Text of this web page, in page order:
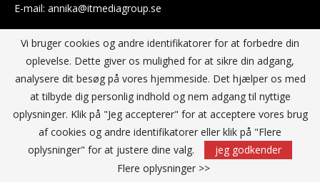
E-mail: annika@itmediagroup.se
PRIVACY POLICY
IT MEDIA GROUP Data Privacy Policy
Vi bruger cookies og andre identifikatorer for at forbedre din
oplevelse. Dette giver os mulighed for at sikre din adgang,
analysere dit besøg på vores hjemmeside. Det hjælper os med
at tilbyde dig personlig indhold og nem adgang til nyttige
oplysninger. Klik på "Jeg accepterer" for at acceptere vores brug
af cookies og andre identifikatorer eller klik på "Flere
oplysninger" for at justere dine valg.
jeg godkender
Flere oplysninger >>